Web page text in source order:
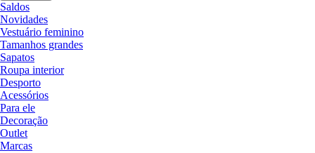
Saldos
Novidades
Vestuário feminino
Tamanhos grandes
Sapatos
Roupa interior
Desporto
Acessórios
Para ele
Decoração
Outlet
Marcas